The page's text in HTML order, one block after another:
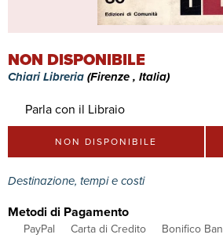
NON DISPONIBILE
Chiari Libreria(Firenze , Italia)
Parla con il Libraio
NON DISPONIBILE
Destinazione, tempi e costi
Metodi di Pagamento
PayPal Carta di Credito
Bonifico